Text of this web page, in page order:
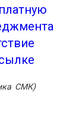
СМК)